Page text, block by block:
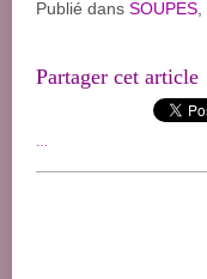
Publié dans SOUPES
Partager cet article